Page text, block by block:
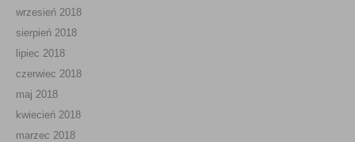
wrzesień 2018
sierpień 2018
lipiec 2018
czerwiec 2018
maj 2018
kwiecień 2018
marzec 2018